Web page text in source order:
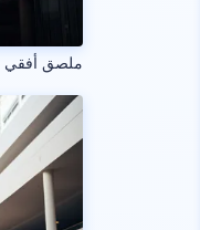
ملصق أفقي